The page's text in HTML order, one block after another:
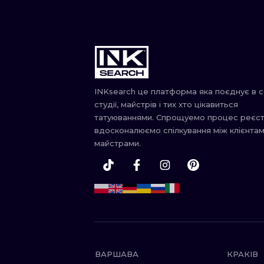
INKsearch це платформа яка поєднує в
студії, майстрів і тих хто цікавиться
татуюваннями. Спрощуемо процес
вдосконалюємо спілкування між
майстрами.
ВАРШАВА КРАКІВ